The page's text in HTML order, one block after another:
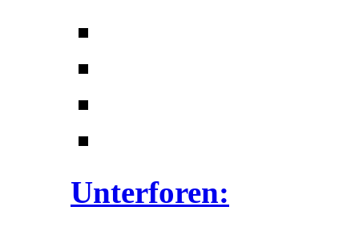
Unterforen: